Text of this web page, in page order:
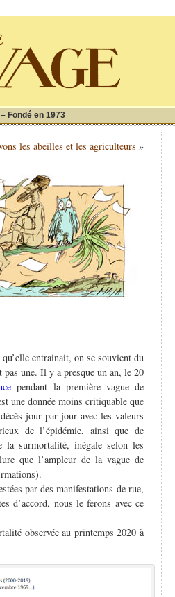
Fondé en 1973
les abeilles et les agriculteurs »
entrainait, on se souvient du
une. Il y a presque un an, le 20
pendant la première vague de
une donnée moins critiquable que
jour par jour avec les valeurs
de l’épidémie, ainsi que de
la surmortalité, inégale selon les
que l’ampleur de la vague de
par des manifestations de rue,
d’accord, nous le ferons avec ce
observée au printemps 2020 à